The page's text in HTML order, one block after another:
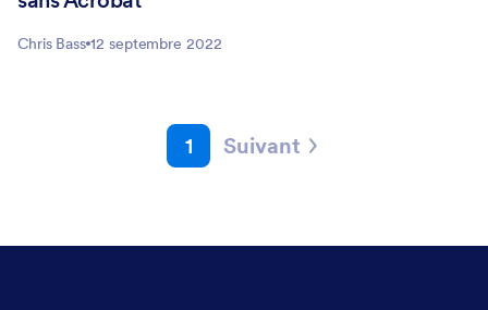
Chris Bass 12 septembre 2022
1 Suivant